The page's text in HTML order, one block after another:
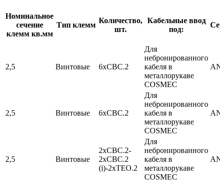
Номинальное
сечение
клемм кв.мм
Тип клемм
Количество,
шт.
Кабельные ввод
под:
2,5 Винтовые 6xCBC.2
Для
небронированного
кабеля в
металлорукаве
COSMEC
2,5 Винтовые 6xCBC.2
Для
небронированного
кабеля в
металлорукаве
COSMEC
2,5 Винтовые
2xCBC.2-
2xCBC.2
(i)-2xTEO.2
Для
небронированного
кабеля в
металлорукаве
COSMEC